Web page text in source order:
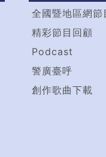
全國暨地區網
精彩節目回顧
Podcast
警廣臺呼
創作歌曲下載